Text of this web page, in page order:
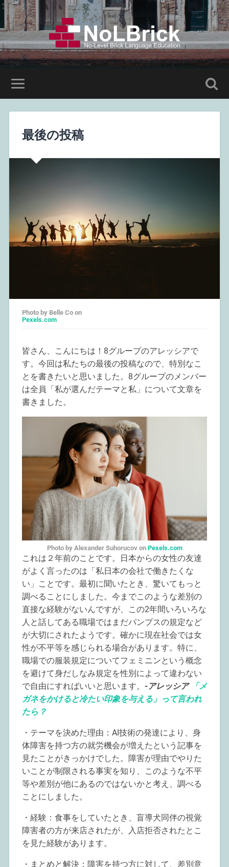
最後の投稿
Photo by Belle Co on
Pexels.com
皆さん、こんにちは！8グループのアレッシアで
す。今回は私たちの最後の投稿なので、特別なこ
とを書きたいと思いました。8グループのメンバー
は全員「私が選んだテーマと私」について文章を
書きました。
Photo by Alexander Suhorucov on Pexels.com
これは２年前のことです。日本からの女性の友達
がよく言ったのは「私日本の会社で働きたくな
い」ことです。最初に聞いたとき、驚いてもっと
調べることにしました。今までこのような差別の
直接な経験がないんですが、この2年間いろいろな
人と話してある職場ではまだパンプスの規定など
が大切にされたようです。確かに現在社会では女
性が不平等を感じられる場合があります。特に、
職場での服装規定についてフェミニンという概念
を避けて身だしなみ規定を性別によって違わない
で自由にすればいいと思います。 -アレッシア
「メ
ガネをかけると冷たい印象を与える」って言われ
たら？
・テーマを決めた理由：AI技術の発達により、身
体障害を持つ方の就労機会が増えたという記事を
見たことがきっかけでした。障害が理由でやりた
いことが制限される事実を知り、このような不平
等や差別が他にあるのではないかと考え、調べる
ことにしました。
・経験：食事をしていたとき、盲導犬同伴の視覚
障害者の方が来店されたが、入店拒否されたとこ
を見た経験があります。
・まとめと解決：障害を持つ方に対して、差別意